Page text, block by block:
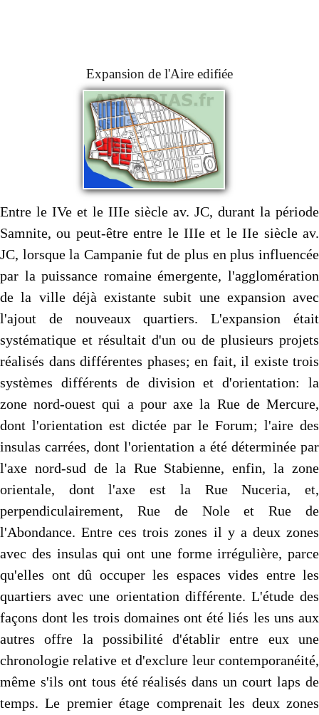
Expansion de l'Aire edifiée
Entre le IVe et le IIIe siècle av. JC, durant la période
Samnite, ou peut-être entre le IIIe et le IIe siècle av.
JC, lorsque la Campanie fut de plus en plus influencée
par la puissance romaine émergente, l'agglomération
de la ville déjà existante subit une expansion avec
l'ajout de nouveaux quartiers. L'expansion était
systématique et résultait d'un ou de plusieurs projets
réalisés dans différentes phases; en fait, il existe trois
systèmes différents de division et d'orientation: la
zone nord-ouest qui a pour axe la Rue de Mercure,
dont l'orientation est dictée par le Forum; l'aire des
insulas carrées, dont l'orientation a été déterminée par
l'axe nord-sud de la Rue Stabienne, enfin, la zone
orientale, dont l'axe est la Rue Nuceria, et,
perpendiculairement, Rue de Nole et Rue de
l'Abondance. Entre ces trois zones il y a deux zones
avec des insulas qui ont une forme irrégulière, parce
qu'elles ont dû occuper les espaces vides entre les
quartiers avec une orientation différente. L'étude des
façons dont les trois domaines ont été liés les uns aux
autres offre la possibilité d'établir entre eux une
chronologie relative et d'exclure leur contemporanéité,
même s'ils ont tous été réalisés dans un court laps de
temps. Le premier étage comprenait les deux zones